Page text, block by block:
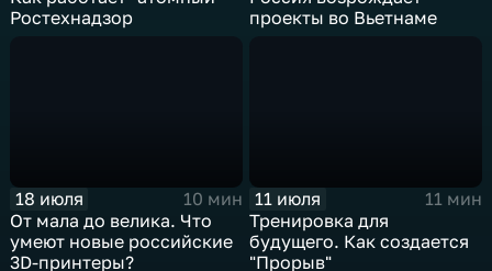
Ростехнадзор
проекты во Вьетнаме
18 июля
10 мин
От мала до велика. Что
умеют новые российские
3D-принтеры?
11 июля
11 мин
Тренировка для
будущего. Как создается
"Прорыв"